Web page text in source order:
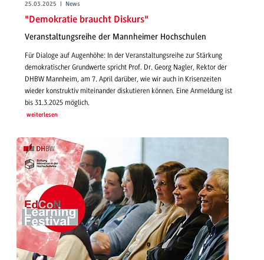
25.03.2025 | News
"Demokratie braucht Diskurs"
Veranstaltungsreihe der Mannheimer Hochschulen
Für Dialoge auf Augenhöhe: In der Veranstaltungsreihe zur Stärkung
demokratischer Grundwerte spricht Prof. Dr. Georg Nagler, Rektor der
DHBW Mannheim, am 7. April darüber, wie wir auch in Krisenzeiten
wieder konstruktiv miteinander diskutieren können. Eine Anmeldung ist
bis 31.3.2025 möglich.
weiterlesen